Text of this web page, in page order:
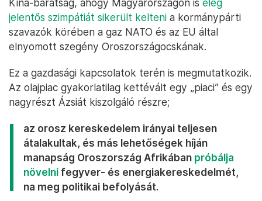
magas élelmiszerárakat hozott, ami miatt a súlyos
élelmezési bizonytalanságban élők száma az ENSZ
szerint 345 millió főre nőtt a 2019-es 135 millióhoz
képest.
Az EU vezetői szerint ennek oka, hogy Moszkva
fegyverként használja az agrárexportot. Ám egyes
felmérések szerint az Európát és Amerikát nem az
emberi jogok védelmezőjeként, hanem
gyarmatosítóként és agresszorként ismerő „globális
dél” országaibanrekordokat döntaz orosz- és
Kína-barátság, ahogy Magyarországon iselég
jelentős szimpátiát sikerült keltenia kormánypárti
szavazók körében a gaz NATO és az EU által